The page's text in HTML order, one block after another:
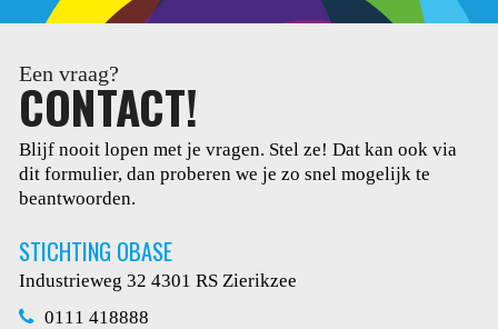
Een vraag?
CONTACT!
Blijf nooit lopen met je vragen. Stel ze! Dat kan ook via
dit formulier, dan proberen we je zo snel mogelijk te
beantwoorden.
STICHTING OBASE
Industrieweg 32 4301 RS Zierikzee
0111 418888